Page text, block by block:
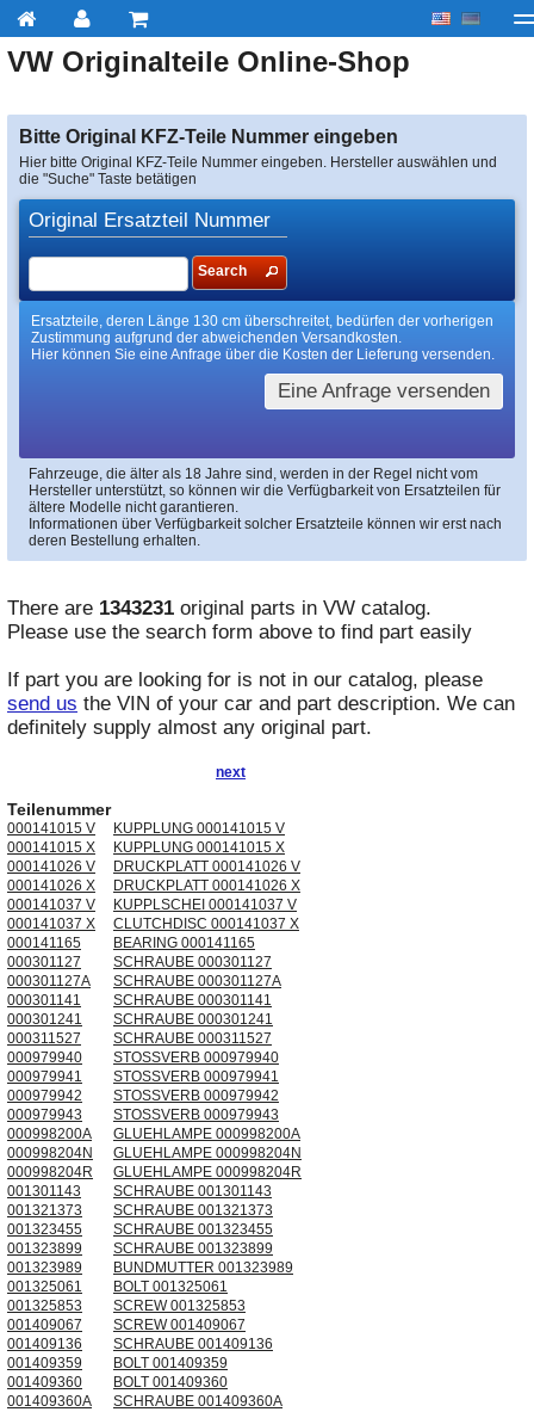
My account zur Kasse Über uns Kontakt
VW Originalteile Online-Shop
Bitte Original KFZ-Teile Nummer eingeben
Hier bitte Original KFZ-Teile Nummer eingeben. Hersteller auswählen und
die "Suche" Taste betätigen
Original Ersatzteil Nummer
Search
Ersatzteile, deren Länge 130 cm überschreitet, bedürfen der vorherigen
Zustimmung aufgrund der abweichenden Versandkosten.
Hier können Sie eine Anfrage über die Kosten der Lieferung versenden.
Eine Anfrage versenden
Fahrzeuge, die älter als 18 Jahre sind, werden in der Regel nicht vom
Hersteller unterstützt, so können wir die Verfügbarkeit von Ersatzteilen für
ältere Modelle nicht garantieren.
Informationen über Verfügbarkeit solcher Ersatzteile können wir erst nach
deren Bestellung erhalten.
There are 1343231 original parts in VW catalog.
Please use the search form above to find part easily
If part you are looking for is not in our catalog, please
send us the VIN of your car and part description. We can
definitely supply almost any original part.
next
Teilenummer
000141015 V
KUPPLUNG 000141015 V
000141015 X
KUPPLUNG 000141015 X
000141026 V
DRUCKPLATT 000141026 V
000141026 X
DRUCKPLATT 000141026 X
000141037 V
KUPPLSCHEI 000141037 V
000141037 X
CLUTCHDISC 000141037 X
000141165
BEARING 000141165
000301127
SCHRAUBE 000301127
000301127A
SCHRAUBE 000301127A
000301141
SCHRAUBE 000301141
000301241
SCHRAUBE 000301241
000311527
SCHRAUBE 000311527
000979940
STOSSVERB 000979940
000979941
STOSSVERB 000979941
000979942
STOSSVERB 000979942
000979943
STOSSVERB 000979943
000998200A
GLUEHLAMPE 000998200A
000998204N
GLUEHLAMPE 000998204N
000998204R
GLUEHLAMPE 000998204R
001301143
SCHRAUBE 001301143
001321373
SCHRAUBE 001321373
001323455
SCHRAUBE 001323455
001323899
SCHRAUBE 001323899
001323989
BUNDMUTTER 001323989
001325061
BOLT 001325061
001325853
SCREW 001325853
001409067
SCREW 001409067
001409136
SCHRAUBE 001409136
001409359
BOLT 001409359
001409360
BOLT 001409360
001409360A
SCHRAUBE 001409360A